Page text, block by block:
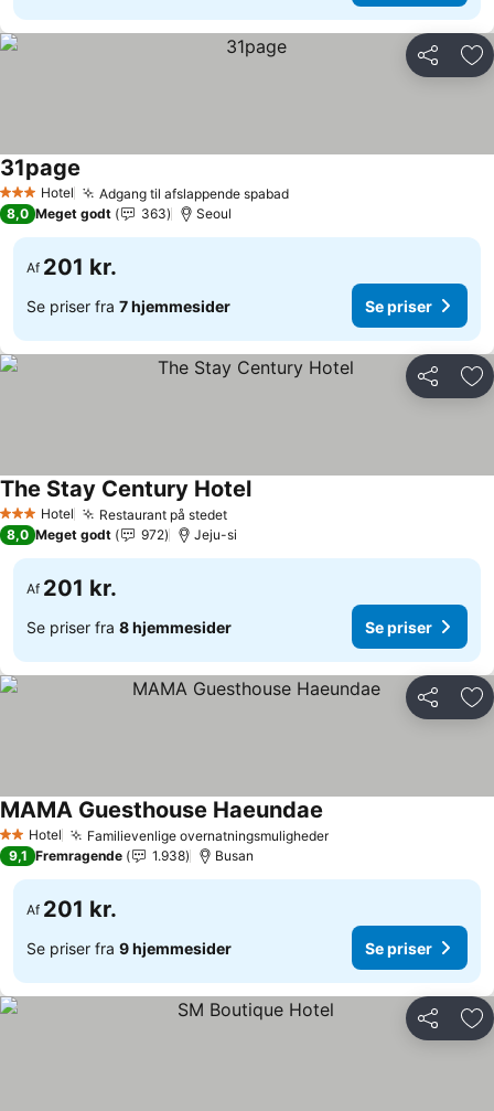
Del
3 StjernerHotel Adgang til afslappende spabad
31page
8,0 Meget godt 363 Seoul
Af 201 kr.
Se priser fra 7 hjemmesider Se priser
Del
3 StjernerHotel Restaurant på stedet
The Stay Century Hotel
8,0 Meget godt 972 Jeju-si
Af 201 kr.
Se priser fra 8 hjemmesider Se priser
Del
2 Stjerner
Hotel Familievenlige overnatningsmuligheder
MAMA Guesthouse Haeundae
9,1 Fremragende 1.938 Busan
Af 201 kr.
Se priser fra 9 hjemmesider Se priser
Del